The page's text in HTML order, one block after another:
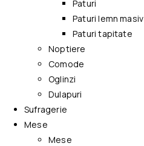
Paturi
Paturi lemn masiv
Paturi tapitate
Noptiere
Comode
Oglinzi
Dulapuri
Sufragerie
Mese
Mese